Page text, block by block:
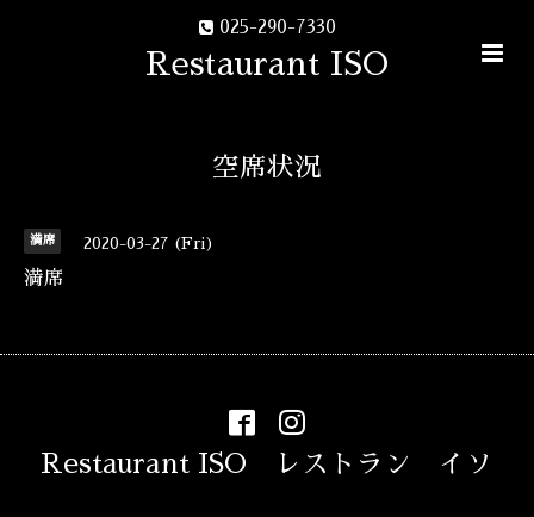
025-290-7330
Restaurant ISO
空席状況
満席 2020-03-27 (Fri)
満席
Restaurant ISO レストラン イソ